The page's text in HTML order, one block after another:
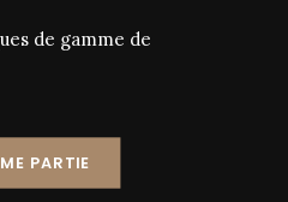
de gamme de
PARTIE